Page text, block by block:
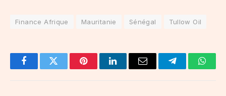
Finance Afrique Mauritanie Sénégal Tullow Oil
FacebookTwitter PinterestLinkedInEmail Telegram